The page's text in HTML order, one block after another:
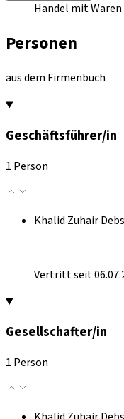
Handel mit
Personen
aus dem Firmenbuch
Geschäftsführer/in
1 Person
Khalid Zuhair Debs
Vertritt seit
Gesellschafter/in
1 Person